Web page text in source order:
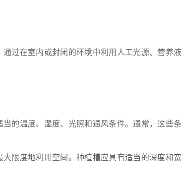
过在室内或封闭的环境中利用人工光源、营养液
的温度、湿度、光照和通风条件。通常，这些条
限度地利用空间。种植槽应具有适当的深度和宽